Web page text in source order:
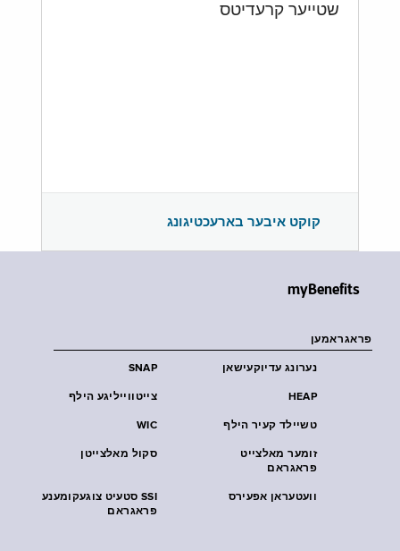
שטייער קרעדיטס
קוקט איבער בארעכטיגונג
myBenefits
פראגראמען
SNAP נערונג עדיוקעישאן
צייטווייליגע הילף HEAP
WIC טשיילד קעיר הילף
סקול מאלצייטן
זומער מאלצייט
פראגראם
SSI סטעיט צוגעקומענע
פראגראם
וועטעראן אפעירס